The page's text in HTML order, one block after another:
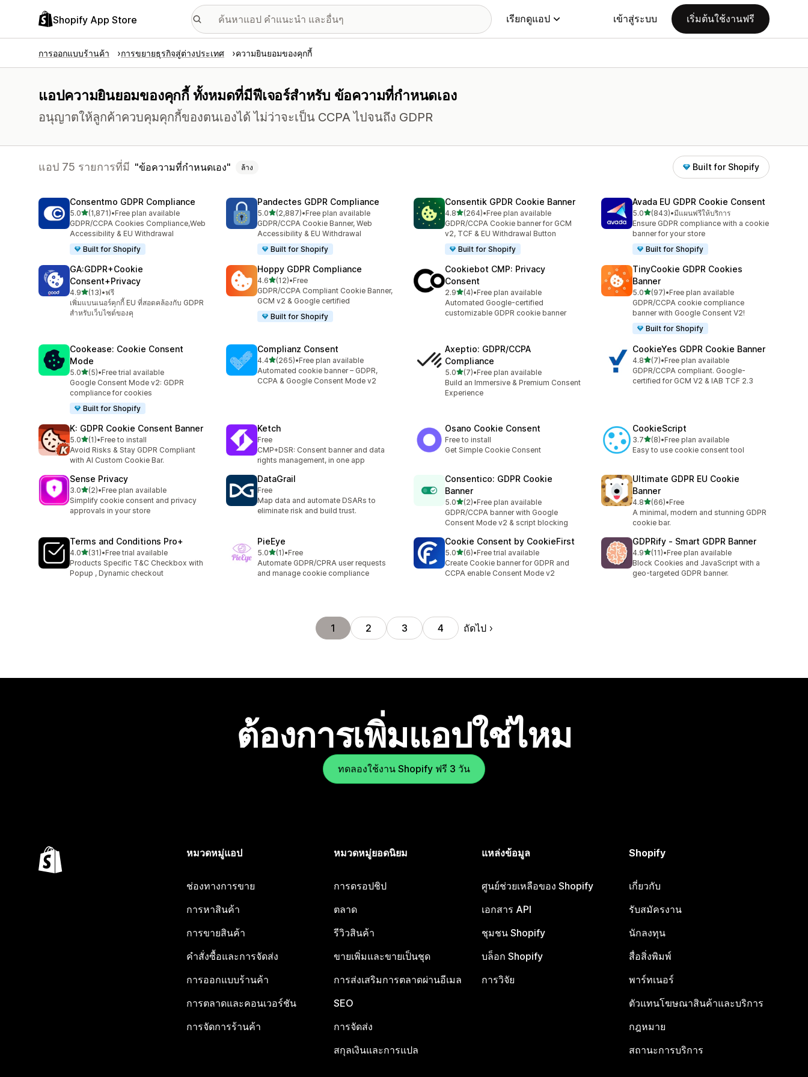
Shopify App Store เรียกดูแอป เข้าสู่ระบบ เริ่มต้นใช้งานฟรี
การออกแบบร้านค้า การขยายธุรกิจสู่ต่างประเทศ ความยินยอมของคุกกี้
แอปความยินยอมของคุกกี้ ทั้งหมดที่มีฟีเจอร์สำหรับ ข้อความที่กำหนดเอง
อนุญาตให้ลูกค้าควบคุมคุกกี้ของตนเองได้ ไม่ว่าจะเป็น CCPA ไปจนถึง GDPR
แอป 75 รายการที่มี ข้อความที่กำหนดเอง ล้าง Built for Shopify
Consentmo GDPR Compliance
5.0เต็ม 5 ดาว
(1,871)
ทั้งหมด 1871 รีวิว
•Free plan available
GDPR/CCPA Cookies Compliance,Web
Accessibility & EU Withdrawal
Built for Shopify
Pandectes GDPR Compliance
5.0เต็ม 5 ดาว
(2,887)
ทั้งหมด 2887 รีวิว
•Free plan available
GDPR/CCPA Cookie Banner, Web
Accessibility & EU Withdrawal
Built for Shopify
Consentik GPDR Cookie Banner
4.8เต็ม 5 ดาว
(264)
ทั้งหมด 264 รีวิว
•Free plan available
GDPR/CCPA Cookie banner for GCM
v2, TCF & EU Withdrawal Button
Built for Shopify
Avada EU GDPR Cookie Consent
5.0เต็ม 5 ดาว
(843)
ทั้งหมด 843 รีวิว
•มีแผนฟรีให้บริการ
Ensure GDPR compliance with a cookie
banner for your store
Built for Shopify
GA:GDPR+Cookie
Consent+Privacy
4.9เต็ม 5 ดาว
(13)
ทั้งหมด 13 รีวิว
•ฟรี
เพิ่มแบนเนอร์คุกกี้ EU ที่สอดคล้องกับ GDPR
สำหรับเว็บไซต์ของคุ
Hoppy GDPR Compliance
4.6เต็ม 5 ดาว
(12)
ทั้งหมด 12 รีวิว
•Free
GDPR/CCPA Compliant Cookie Banner,
GCM v2 & Google certified
Built for Shopify
Cookiebot CMP: Privacy
Consent
2.9เต็ม 5 ดาว
(4)
ทั้งหมด 4 รีวิว
•Free plan available
Automated Google-certified
customizable GDPR cookie banner
TinyCookie GDPR Cookies
Banner
5.0เต็ม 5 ดาว
(97)
ทั้งหมด 97 รีวิว
•Free plan available
GDPR/CCPA cookie compliance
banner with Google Consent V2!
Built for Shopify
Cookease: Cookie Consent
Mode
5.0เต็ม 5 ดาว
(5)
ทั้งหมด 5 รีวิว
•Free trial available
Google Consent Mode v2: GDPR
compliance for cookies
Built for Shopify
Complianz Consent
4.4เต็ม 5 ดาว
(265)
ทั้งหมด 265 รีวิว
•Free plan available
Automated cookie banner – GDPR,
CCPA & Google Consent Mode v2
Axeptio: GDPR/CCPA
Compliance
5.0เต็ม 5 ดาว
(7)
ทั้งหมด 7 รีวิว
•Free plan available
Build an Immersive & Premium Consent
Experience
CookieYes GDPR Cookie Banner
4.8เต็ม 5 ดาว
(7)
ทั้งหมด 7 รีวิว
•Free plan available
GDPR/CCPA compliant. Google-
certified for GCM V2 & IAB TCF 2.3
K: GDPR Cookie Consent Banner
5.0เต็ม 5 ดาว
(1)
ทั้งหมด 1 รีวิว
•Free to install
Avoid Risks & Stay GDPR Compliant
with AI Custom Cookie Bar.
Ketch
Free
CMP+DSR: Consent banner and data
rights management, in one app
Osano Cookie Consent
Free to install
Get Simple Cookie Consent
CookieScript
3.7เต็ม 5 ดาว
(8)
ทั้งหมด 8 รีวิว
•Free plan available
Easy to use cookie consent tool
Sense Privacy
3.0เต็ม 5 ดาว
(2)
ทั้งหมด 2 รีวิว
•Free plan available
Simplify cookie consent and privacy
approvals in your store
DataGrail
Free
Map data and automate DSARs to
eliminate risk and build trust.
Consentico: GDPR Cookie
Banner
5.0เต็ม 5 ดาว
(2)
ทั้งหมด 2 รีวิว
•Free plan available
GDPR/CCPA banner with Google
Consent Mode v2 & script blocking
Ultimate GDPR EU Cookie
Banner
4.8เต็ม 5 ดาว
(66)
ทั้งหมด 66 รีวิว
•Free
A minimal, modern and stunning GDPR
cookie bar.
Terms and Conditions Pro+
4.0เต็ม 5 ดาว
(31)
ทั้งหมด 31 รีวิว
•Free trial available
Products Specific T&C Checkbox with
Popup , Dynamic checkout
PieEye
5.0เต็ม 5 ดาว
(1)
ทั้งหมด 1 รีวิว
•Free
Automate GDPR/CPRA user requests
and manage cookie compliance
Cookie Consent by CookieFirst
5.0เต็ม 5 ดาว
(6)
ทั้งหมด 6 รีวิว
•Free trial available
Create Cookie banner for GDPR and
CCPA enable Consent Mode v2
GDPRify ‑ Smart GDPR Banner
4.9เต็ม 5 ดาว
(11)
ทั้งหมด 11 รีวิว
•Free plan available
Block Cookies and JavaScript with a
geo-targeted GDPR banner.
1 2 3 4 ถัดไป
ต้องการเพิ่มแอปใช่ไหม
ทดลองใช้งาน Shopify ฟรี 3 วัน
หมวดหมู่แอป
ช่องทางการขาย
การหาสินค้า
การขายสินค้า
คำสั่งซื้อและการจัดส่ง
การออกแบบร้านค้า
การตลาดและคอนเวอร์ชัน
การจัดการร้านค้า
หมวดหมู่ยอดนิยม
การดรอปชิป
ตลาด
รีวิวสินค้า
ขายเพิ่มและขายเป็นชุด
การส่งเสริมการตลาดผ่านอีเมล
SEO
การจัดส่ง
สกุลเงินและการแปล
แหล่งข้อมูล
ศูนย์ช่วยเหลือของ Shopify
เอกสาร API
ชุมชน Shopify
บล็อก Shopify
การวิจัย
Shopify
เกี่ยวกับ
รับสมัครงาน
นักลงทุน
สื่อสิ่งพิมพ์
พาร์ทเนอร์
ตัวแทนโฆษณาสินค้าและบริการ
กฎหมาย
สถานะการบริการ